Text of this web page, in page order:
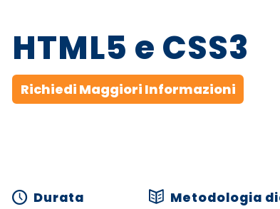
HTML5 e CSS3
Richiedi Maggiori Informazioni
Durata Metodologia